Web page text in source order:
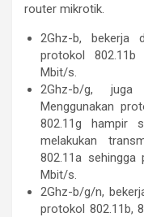
router mikrotik.
2Ghz-b, bekerja
protokol
Mbit/s.
2Ghz-b/g,
Menggunakan
802.11g hampir
melakukan
802.11a
Mbit/s.
2Ghz-b/g/n,
protokol 802.11b,